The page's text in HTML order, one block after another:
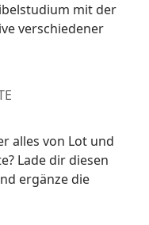
mit der
verschiedener
alles von Lot und
Lade dir diesen
ergänze die